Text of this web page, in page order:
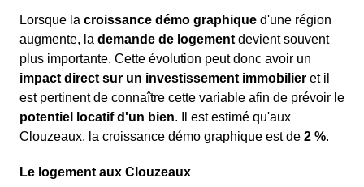
Lorsque la croissance démo graphique d'une région
augmente, la demande de logement devient souvent
plus importante. Cette évolution peut donc avoir un
impact direct sur un investissement immobilier et il
est pertinent de connaître cette variable afin de prévoir le
potentiel locatif d'un bien. Il est estimé qu'aux
Clouzeaux, la croissance démo graphique est de 2 %.
Le logement aux Clouzeaux